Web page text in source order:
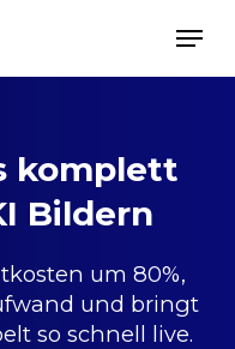
komplett
Bildern
um 80%,
und bringt
so schnell live.